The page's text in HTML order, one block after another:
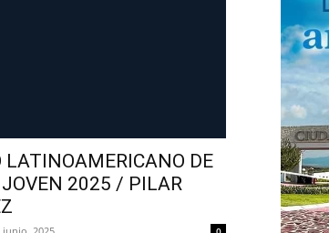
LATINOAMERICANO DE
JOVEN 2025 / PILAR